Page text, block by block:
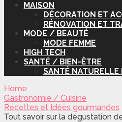
MAISON
DÉCORATION ET
RÉNOVATION ET
MODE / BEAUTÉ
MODE FEMME
HIGH TECH
SANTÉ / BIEN-ÊTRE
SANTÉ NATURELLE
Home
Gastronomie / Cuisine
Recettes et Idées gourmandes
Tout savoir sur la dégustation